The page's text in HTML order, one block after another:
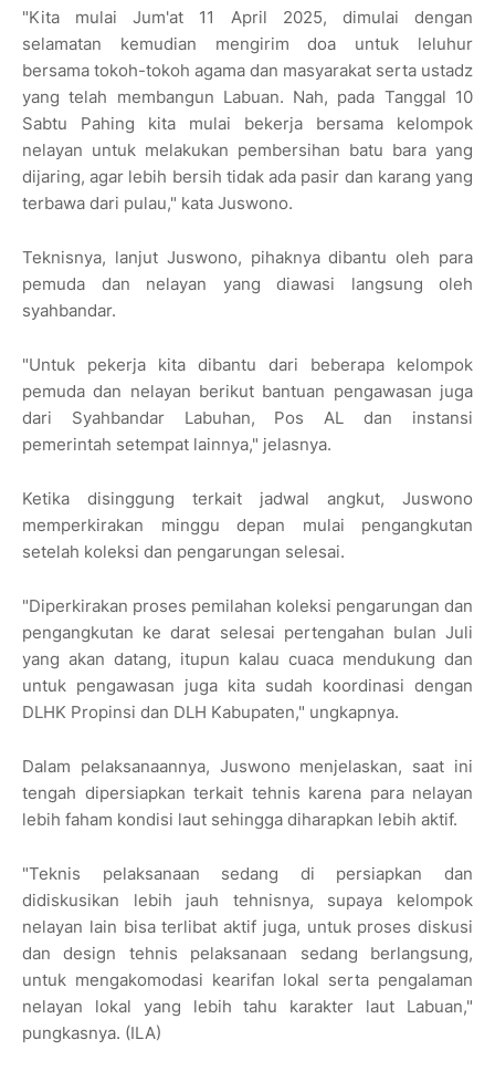
"Kita mulai Jum'at 11 April 2025, dimulai dengan
selamatan kemudian mengirim doa untuk leluhur
bersama tokoh-tokoh agama dan masyarakat serta ustadz
yang telah membangun Labuan. Nah, pada Tanggal 10
Sabtu Pahing kita mulai bekerja bersama kelompok
nelayan untuk melakukan pembersihan batu bara yang
dijaring, agar lebih bersih tidak ada pasir dan karang yang
terbawa dari pulau," kata Juswono.
Teknisnya, lanjut Juswono, pihaknya dibantu oleh para
pemuda dan nelayan yang diawasi langsung oleh
syahbandar.
"Untuk pekerja kita dibantu dari beberapa kelompok
pemuda dan nelayan berikut bantuan pengawasan juga
dari Syahbandar Labuhan, Pos AL dan instansi
pemerintah setempat lainnya," jelasnya.
Ketika disinggung terkait jadwal angkut, Juswono
memperkirakan minggu depan mulai pengangkutan
setelah koleksi dan pengarungan selesai.
"Diperkirakan proses pemilahan koleksi pengarungan dan
pengangkutan ke darat selesai pertengahan bulan Juli
yang akan datang, itupun kalau cuaca mendukung dan
untuk pengawasan juga kita sudah koordinasi dengan
DLHK Propinsi dan DLH Kabupaten," ungkapnya.
Dalam pelaksanaannya, Juswono menjelaskan, saat ini
tengah dipersiapkan terkait tehnis karena para nelayan
lebih faham kondisi laut sehingga diharapkan lebih aktif.
"Teknis pelaksanaan sedang di persiapkan dan
didiskusikan lebih jauh tehnisnya, supaya kelompok
nelayan lain bisa terlibat aktif juga, untuk proses diskusi
dan design tehnis pelaksanaan sedang berlangsung,
untuk mengakomodasi kearifan lokal serta pengalaman
nelayan lokal yang lebih tahu karakter laut Labuan,"
pungkasnya. (ILA)